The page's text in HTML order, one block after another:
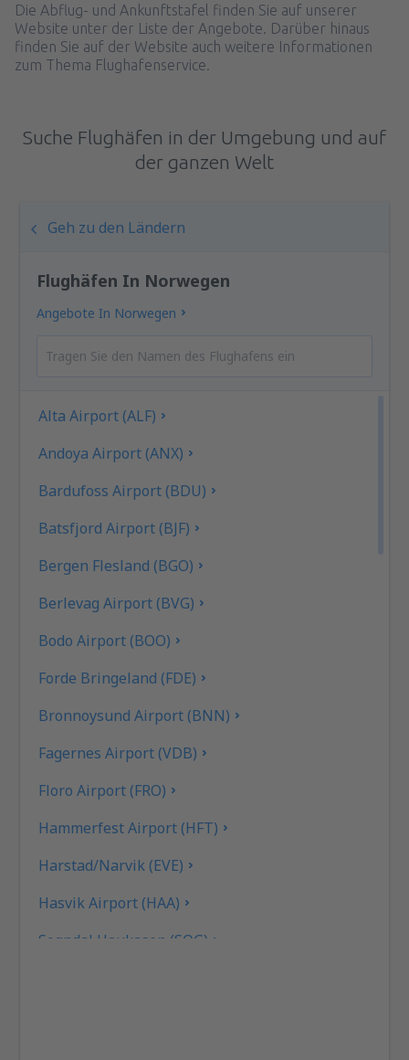
Die Abflug- und Ankunftstafel finden Sie auf unserer
Website unter der Liste der Angebote. Darüber hinaus
finden Sie auf der Website auch weitere Informationen
zum Thema Flughafenservice.
Suche Flughäfen in der Umgebung und auf
der ganzen Welt
Geh zu den Ländern
Flughäfen In Norwegen
Angebote In Norwegen
Alta Airport (ALF)
Andoya Airport (ANX)
Bardufoss Airport (BDU)
Batsfjord Airport (BJF)
Bergen Flesland (BGO)
Berlevag Airport (BVG)
Bodo Airport (BOO)
Forde Bringeland (FDE)
Bronnoysund Airport (BNN)
Fagernes Airport (VDB)
Floro Airport (FRO)
Hammerfest Airport (HFT)
Harstad/Narvik (EVE)
Hasvik Airport (HAA)
Sogndal Haukasen (SOG)